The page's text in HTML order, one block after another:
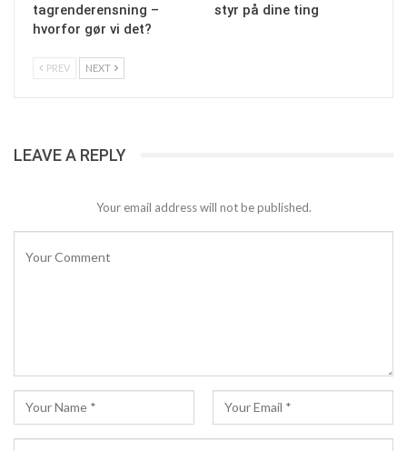
tagrenderensning –
hvorfor gør vi det?
styr på dine ting
PREV NEXT
LEAVE A REPLY
Your email address will not be published.